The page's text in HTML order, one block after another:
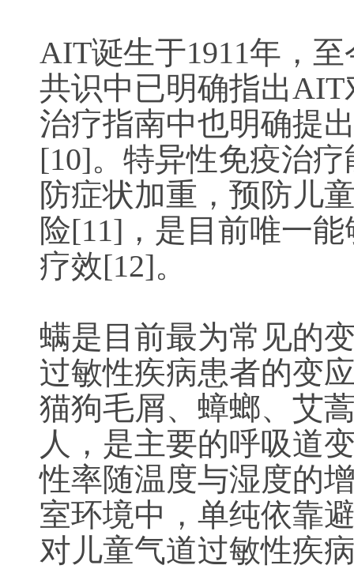
AIT诞生于1911年，
共识中已明确指出
治疗指南中也明确提
[10]。特异性免疫治
防症状加重，预防儿
险[11]，是目前唯一
疗效[12]。
螨是目前最为常见的
过敏性疾病患者的变
猫狗毛屑、蟑螂、艾
人，是主要的呼吸道
性率随温度与湿度的
室环境中，单纯依靠
对儿童气道过敏性疾